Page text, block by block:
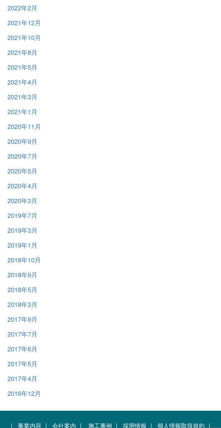
2022年2月
2021年12月
2021年10月
2021年8月
2021年5月
2021年4月
2021年3月
2021年1月
2020年11月
2020年9月
2020年7月
2020年5月
2020年4月
2020年3月
2019年7月
2019年3月
2019年1月
2018年10月
2018年9月
2018年5月
2018年3月
2017年9月
2017年7月
2017年6月
2017年5月
2017年4月
2016年12月
| 事業内容 | 会社案内 | 施工事例 | 採用情報 | 個人情報取扱規約 |